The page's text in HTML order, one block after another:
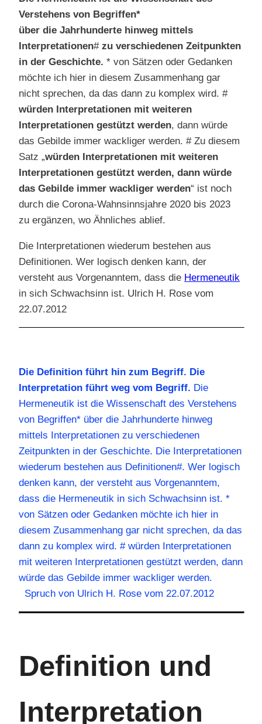
Verstehens von Begriffen*
über die Jahrhunderte hinweg mittels
Interpretationen#zu verschiedenen Zeitpunkten
in der Geschichte. * von Sätzen oder Gedanken
möchte ich hier in diesem Zusammenhang gar
nicht sprechen, da das dann zu komplex wird. #
würden Interpretationen mit weiteren
Interpretationen gestützt werden, dann würde
das Gebilde immer wackliger werden. # Zu diesem
Satz „würden Interpretationen mit weiteren
Interpretationen gestützt werden, dann würde
das Gebilde immer wackliger werden“ ist noch
durch die Corona-Wahnsinnsjahre 2020 bis 2023
zu ergänzen, wo Ähnliches ablief.
Die Interpretationen wiederum bestehen aus
Definitionen. Wer logisch denken kann, der
versteht aus Vorgenanntem, dass die Hermeneutik
in sich Schwachsinn ist. Ulrich H. Rose vom
22.07.2012
Die Definition führt hin zum Begriff. Die
Interpretation führt weg vom Begriff. Die
Hermeneutik ist die Wissenschaft des Verstehens
von Begriffen* über die Jahrhunderte hinweg
mittels Interpretationen zu verschiedenen
Zeitpunkten in der Geschichte. Die Interpretationen
wiederum bestehen aus Definitionen#. Wer logisch
denken kann, der versteht aus Vorgenanntem,
dass die Hermeneutik in sich Schwachsinn ist. *
von Sätzen oder Gedanken möchte ich hier in
diesem Zusammenhang gar nicht sprechen, da das
dann zu komplex wird. # würden Interpretationen
mit weiteren Interpretationen gestützt werden, dann
würde das Gebilde immer wackliger werden.
Spruch von Ulrich H. Rose vom 22.07.2012
Definition und
Interpretation